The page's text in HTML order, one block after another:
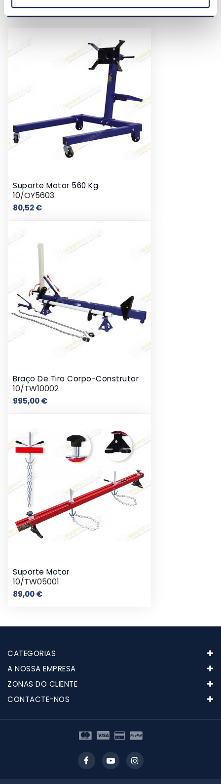
PRODUTOS SIMILARES
Suporte Motor 560 Kg
10/OY5603
80,52 €Preço
Braço De Tiro Corpo-Construtor
10/TW10002
995,00 €Preço
Suporte Motor
10/TW05001
89,00 €Preço
CATEGORIAS
A NOSSA EMPRESA
ZONAS DO CLIENTE
CONTACTE-NOS